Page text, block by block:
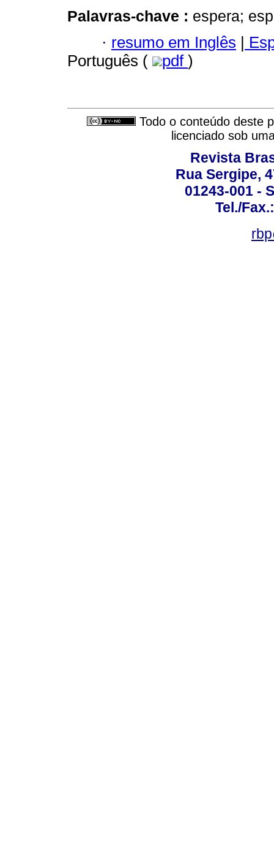
Palavras-chave : espera;
· resumo em Inglês |
Português (
pdf )
Todo o conteúdo deste
licenciado sob
Revista
Rua Sergipe,
01243-001 -
Tel./